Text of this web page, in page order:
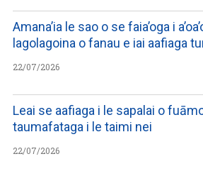
Amana’ia le sao o se faia’oga i
lagolagoina o fanau e iai aafiaga
22/07/2026
Leai se aafiaga i le sapalai o
taumafataga i le taimi nei
22/07/2026